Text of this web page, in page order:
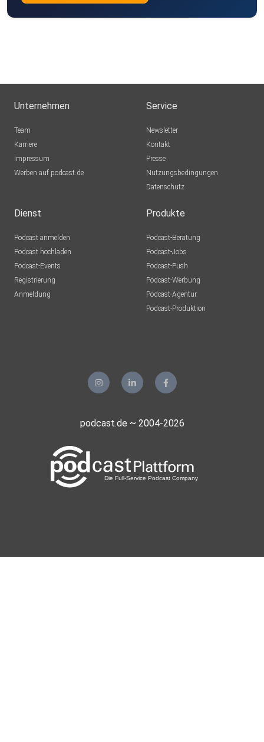
Unternehmen
Team
Karriere
Impressum
Werben auf podcast.de
Service
Newsletter
Kontakt
Presse
Nutzungsbedingungen
Datenschutz
Dienst
Podcast anmelden
Podcast hochladen
Podcast-Events
Registrierung
Anmeldung
Produkte
Podcast-Beratung
Podcast-Jobs
Podcast-Push
Podcast-Werbung
Podcast-Agentur
Podcast-Produktion
podcast.de ~ 2004-2026